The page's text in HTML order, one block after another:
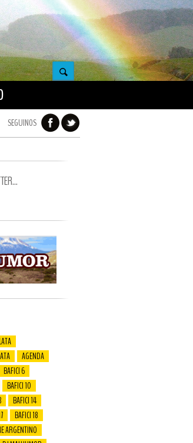
SEGUINOS
AGENDA
BAFICI 6
BAFICI 10
BAFICI 14
BAFICI 18
ARGENTINO